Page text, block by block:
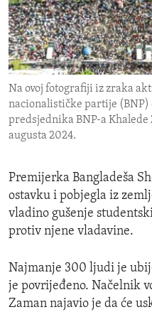
ENVIRONMENT AND
IDEALS AND
Na ovoj fotografiji iz zraka
nacionalističke partije
predsjednika BNP-a
augusta 2024.
Premijerka Bangladeša
ostavku i pobjegla iz
vladino gušenje
protiv njene vladavine.
Najmanje 300 ljudi je
je povrijeđeno. Načelnik
Zaman najavio je da će